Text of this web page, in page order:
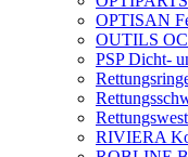
OPTISAN
OUTILS
PSP Dicht-
RIVIERA